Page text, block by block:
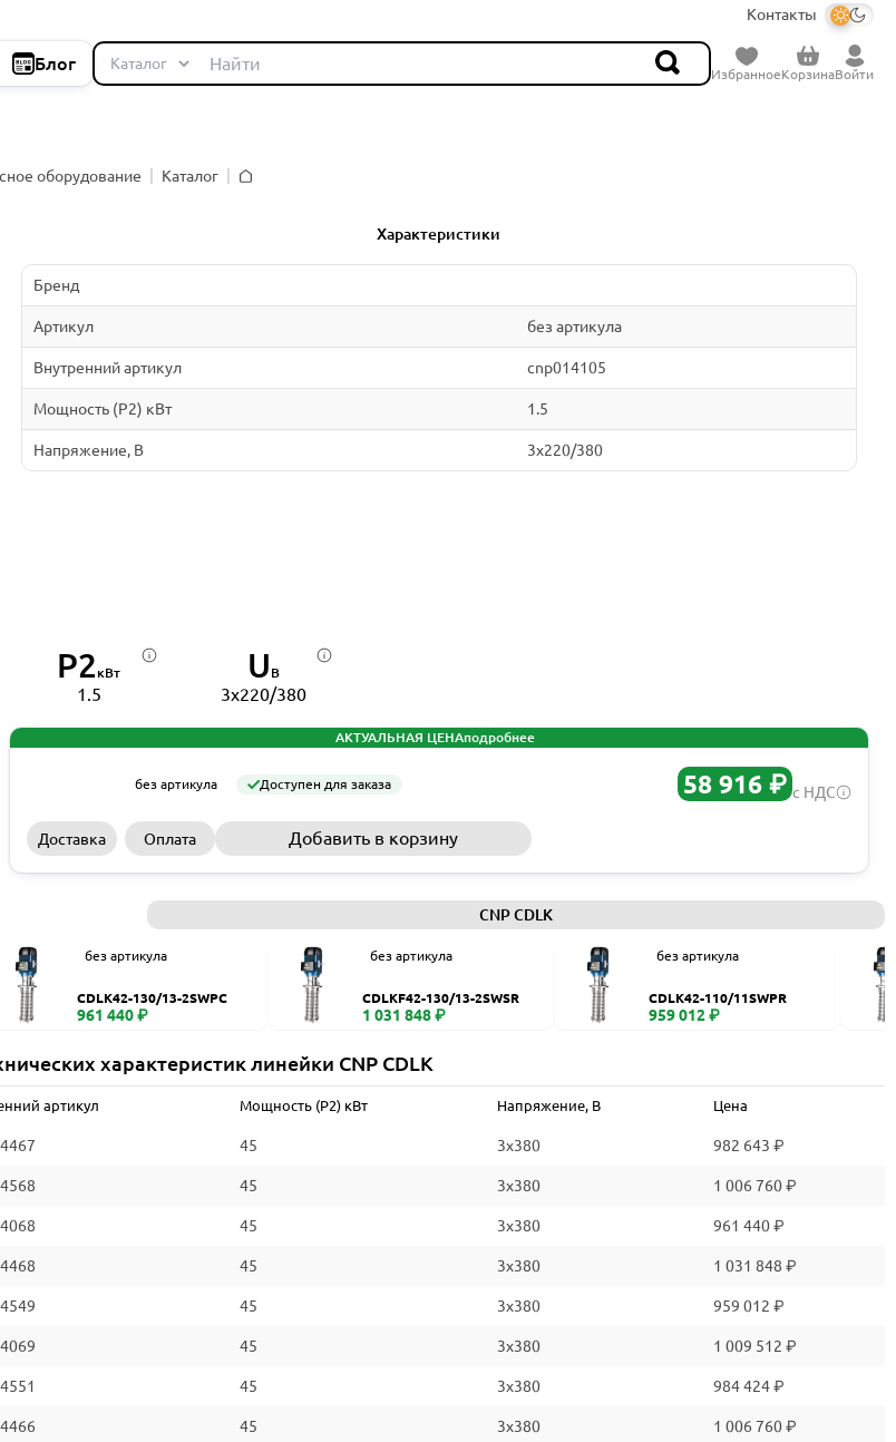
Контакты
Блог
ИзбранноеКорзинаВойти
оборудование
Каталог
Характеристики
Бренд
Артикул без артикула
Внутренний артикул cnp014105
Мощность (P2) кВт 1.5
Напряжение, В 3x220/380
P2кВт
1.5
U В
3x220/380
АКТУАЛЬНАЯ ЦЕНАподробнее
без артикула Доступен для заказа 58 916 ₽ с НДС
Доставка Оплата Добавить в корзину
CNP CDLK
без артикула
CDLK42-130/13-2SWPC
961 440 ₽
без артикула
CDLKF42-130/13-2SWSR
1 031 848 ₽
без артикула
CDLK42-110/11SWPR
959 012 ₽
характеристик линейки CNP CDLK
артикул Мощность (P2) кВт Напряжение, В Цена
45 3x380 982 643 ₽
45 3x380 1 006 760 ₽
45 3x380 961 440 ₽
45 3x380 1 031 848 ₽
45 3x380 959 012 ₽
45 3x380 1 009 512 ₽
45 3x380 984 424 ₽
45 3x380 1 006 760 ₽